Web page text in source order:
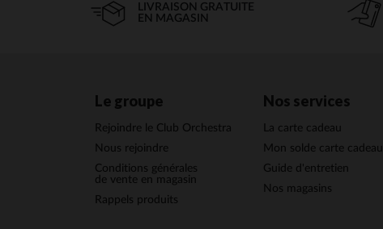
LIVRAISON GRATUITE
EN MAGASIN
Le groupe
Rejoindre le Club Orchestra
Nous rejoindre
Conditions générales
de vente en magasin
Rappels produits
Nos services
La carte cadeau
Mon solde carte cadeau
Guide d'entretien
Nos magasins